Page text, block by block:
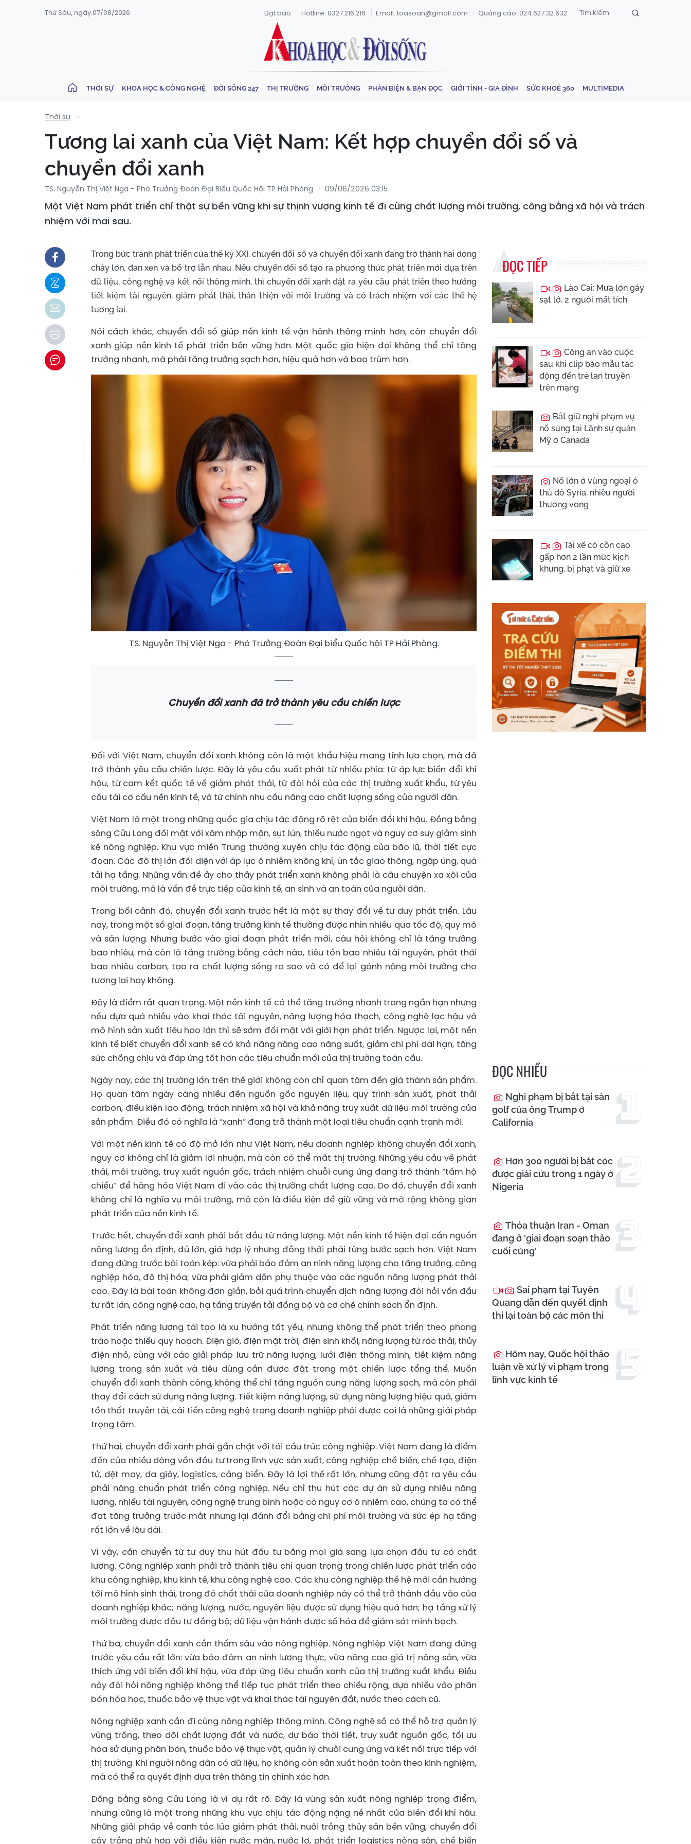
Thứ Sáu, ngày 07/08/2026 Đặt báo Hotline: 0327.216.216 Email: toasoan@gmail.com Quảng cáo: 024.627.32.632
THỜI SỰ KHOA HỌC & CÔNG NGHỆ ĐỜI SỐNG 247 THỊ TRƯỜNG MÔI TRƯỜNG PHẢN BIỆN & BẠN ĐỌC GIỚI TÍNH - GIA ĐÌNH SỨC KHOẺ 360 MULTIMEDIA
Thời sự
Tương lai xanh của Việt Nam: Kết hợp chuyển đổi số và
chuyển đổi xanh
TS. Nguyễn Thị Việt Nga - Phó Trưởng Đoàn Đại Biểu Quốc Hội TP Hải Phòng 09/06/2026 03:15
Một Việt Nam phát triển chỉ thật sự bền vững khi sự thịnh vượng kinh tế đi cùng chất lượng môi trường, công bằng xã hội và trách
nhiệm với mai sau.
Trong bức tranh phát triển của thế kỷ XXI, chuyển đổi số và chuyển đổi xanh đang trở thành hai dòng
chảy lớn, đan xen và bổ trợ lẫn nhau. Nếu chuyển đổi số tạo ra phương thức phát triển mới dựa trên
dữ liệu, công nghệ và kết nối thông minh, thì chuyển đổi xanh đặt ra yêu cầu phát triển theo hướng
tiết kiệm tài nguyên, giảm phát thải, thân thiện với môi trường và có trách nhiệm với các thế hệ
tương lai.
Nói cách khác, chuyển đổi số giúp nền kinh tế vận hành thông minh hơn, còn chuyển đổi
xanh giúp nền kinh tế phát triển bền vững hơn. Một quốc gia hiện đại không thể chỉ tăng
trưởng nhanh, mà phải tăng trưởng sạch hơn, hiệu quả hơn và bao trùm hơn.
TS. Nguyễn Thị Việt Nga - Phó Trưởng Đoàn Đại biểu Quốc hội TP Hải Phòng.
Chuyển đổi xanh đã trở thành yêu cầu chiến lược
Đối với Việt Nam, chuyển đổi xanh không còn là một khẩu hiệu mang tính lựa chọn, mà đã
trở thành yêu cầu chiến lược. Đây là yêu cầu xuất phát từ nhiều phía: từ áp lực biến đổi khí
hậu, từ cam kết quốc tế về giảm phát thải, từ đòi hỏi của các thị trường xuất khẩu, từ yêu
cầu tái cơ cấu nền kinh tế, và từ chính nhu cầu nâng cao chất lượng sống của người dân.
Việt Nam là một trong những quốc gia chịu tác động rõ rệt của biến đổi khí hậu. Đồng bằng
sông Cửu Long đối mặt với xâm nhập mặn, sụt lún, thiếu nước ngọt và nguy cơ suy giảm sinh
kế nông nghiệp. Khu vực miền Trung thường xuyên chịu tác động của bão lũ, thời tiết cực
đoan. Các đô thị lớn đối diện với áp lực ô nhiễm không khí, ùn tắc giao thông, ngập úng, quá
tải hạ tầng. Những vấn đề ấy cho thấy phát triển xanh không phải là câu chuyện xa xôi của
môi trường, mà là vấn đề trực tiếp của kinh tế, an sinh và an toàn của người dân.
Trong bối cảnh đó, chuyển đổi xanh trước hết là một sự thay đổi về tư duy phát triển. Lâu
nay, trong một số giai đoạn, tăng trưởng kinh tế thường được nhìn nhiều qua tốc độ, quy mô
và sản lượng. Nhưng bước vào giai đoạn phát triển mới, câu hỏi không chỉ là tăng trưởng
bao nhiêu, mà còn là tăng trưởng bằng cách nào, tiêu tốn bao nhiêu tài nguyên, phát thải
bao nhiêu carbon, tạo ra chất lượng sống ra sao và có để lại gánh nặng môi trường cho
tương lai hay không.
Đây là điểm rất quan trọng. Một nền kinh tế có thể tăng trưởng nhanh trong ngắn hạn nhưng
nếu dựa quá nhiều vào khai thác tài nguyên, năng lượng hóa thạch, công nghệ lạc hậu và
mô hình sản xuất tiêu hao lớn thì sẽ sớm đối mặt với giới hạn phát triển. Ngược lại, một nền
kinh tế biết chuyển đổi xanh sẽ có khả năng nâng cao năng suất, giảm chi phí dài hạn, tăng
sức chống chịu và đáp ứng tốt hơn các tiêu chuẩn mới của thị trường toàn cầu.
Ngày nay, các thị trường lớn trên thế giới không còn chỉ quan tâm đến giá thành sản phẩm.
Họ quan tâm ngày càng nhiều đến nguồn gốc nguyên liệu, quy trình sản xuất, phát thải
carbon, điều kiện lao động, trách nhiệm xã hội và khả năng truy xuất dữ liệu môi trường của
sản phẩm. Điều đó có nghĩa là “xanh” đang trở thành một loại tiêu chuẩn cạnh tranh mới.
Với một nền kinh tế có độ mở lớn như Việt Nam, nếu doanh nghiệp không chuyển đổi xanh,
nguy cơ không chỉ là giảm lợi nhuận, mà còn có thể mất thị trường. Những yêu cầu về phát
thải, môi trường, truy xuất nguồn gốc, trách nhiệm chuỗi cung ứng đang trở thành “tấm hộ
chiếu” để hàng hóa Việt Nam đi vào các thị trường chất lượng cao. Do đó, chuyển đổi xanh
không chỉ là nghĩa vụ môi trường, mà còn là điều kiện để giữ vững và mở rộng không gian
phát triển của nền kinh tế.
Trước hết, chuyển đổi xanh phải bắt đầu từ năng lượng. Một nền kinh tế hiện đại cần nguồn
năng lượng ổn định, đủ lớn, giá hợp lý nhưng đồng thời phải từng bước sạch hơn. Việt Nam
đang đứng trước bài toán kép: vừa phải bảo đảm an ninh năng lượng cho tăng trưởng, công
nghiệp hóa, đô thị hóa; vừa phải giảm dần phụ thuộc vào các nguồn năng lượng phát thải
cao. Đây là bài toán không đơn giản, bởi quá trình chuyển dịch năng lượng đòi hỏi vốn đầu
tư rất lớn, công nghệ cao, hạ tầng truyền tải đồng bộ và cơ chế chính sách ổn định.
Phát triển năng lượng tái tạo là xu hướng tất yếu, nhưng không thể phát triển theo phong
trào hoặc thiếu quy hoạch. Điện gió, điện mặt trời, điện sinh khối, năng lượng từ rác thải, thủy
điện nhỏ, cùng với các giải pháp lưu trữ năng lượng, lưới điện thông minh, tiết kiệm năng
lượng trong sản xuất và tiêu dùng cần được đặt trong một chiến lược tổng thể. Muốn
chuyển đổi xanh thành công, không thể chỉ tăng nguồn cung năng lượng sạch, mà còn phải
thay đổi cách sử dụng năng lượng. Tiết kiệm năng lượng, sử dụng năng lượng hiệu quả, giảm
tổn thất truyền tải, cải tiến công nghệ trong doanh nghiệp phải được coi là những giải pháp
trọng tâm.
Thứ hai, chuyển đổi xanh phải gắn chặt với tái cấu trúc công nghiệp. Việt Nam đang là điểm
đến của nhiều dòng vốn đầu tư trong lĩnh vực sản xuất, công nghiệp chế biến, chế tạo, điện
tử, dệt may, da giày, logistics, cảng biển. Đây là lợi thế rất lớn, nhưng cũng đặt ra yêu cầu
phải nâng chuẩn phát triển công nghiệp. Nếu chỉ thu hút các dự án sử dụng nhiều năng
lượng, nhiều tài nguyên, công nghệ trung bình hoặc có nguy cơ ô nhiễm cao, chúng ta có thể
đạt tăng trưởng trước mắt nhưng lại đánh đổi bằng chi phí môi trường và sức ép hạ tầng
rất lớn về lâu dài.
Vì vậy, cần chuyển từ tư duy thu hút đầu tư bằng mọi giá sang lựa chọn đầu tư có chất
lượng. Công nghiệp xanh phải trở thành tiêu chí quan trọng trong chiến lược phát triển các
khu công nghiệp, khu kinh tế, khu công nghệ cao. Các khu công nghiệp thế hệ mới cần hướng
tới mô hình sinh thái, trong đó chất thải của doanh nghiệp này có thể trở thành đầu vào của
doanh nghiệp khác; năng lượng, nước, nguyên liệu được sử dụng hiệu quả hơn; hạ tầng xử lý
môi trường được đầu tư đồng bộ; dữ liệu vận hành được số hóa để giám sát minh bạch.
Thứ ba, chuyển đổi xanh cần thấm sâu vào nông nghiệp. Nông nghiệp Việt Nam đang đứng
trước yêu cầu rất lớn: vừa bảo đảm an ninh lương thực, vừa nâng cao giá trị nông sản, vừa
thích ứng với biến đổi khí hậu, vừa đáp ứng tiêu chuẩn xanh của thị trường xuất khẩu. Điều
này đòi hỏi nông nghiệp không thể tiếp tục phát triển theo chiều rộng, dựa nhiều vào phân
bón hóa học, thuốc bảo vệ thực vật và khai thác tài nguyên đất, nước theo cách cũ.
Nông nghiệp xanh cần đi cùng nông nghiệp thông minh. Công nghệ số có thể hỗ trợ quản lý
vùng trồng, theo dõi chất lượng đất và nước, dự báo thời tiết, truy xuất nguồn gốc, tối ưu
hóa sử dụng phân bón, thuốc bảo vệ thực vật, quản lý chuỗi cung ứng và kết nối trực tiếp với
thị trường. Khi người nông dân có dữ liệu, họ không còn sản xuất hoàn toàn theo kinh nghiệm,
mà có thể ra quyết định dựa trên thông tin chính xác hơn.
Đồng bằng sông Cửu Long là ví dụ rất rõ. Đây là vùng sản xuất nông nghiệp trọng điểm,
nhưng cũng là một trong những khu vực chịu tác động nặng nề nhất của biến đổi khí hậu.
Những giải pháp về canh tác lúa giảm phát thải, nuôi trồng thủy sản bền vững, chuyển đổi
cây trồng phù hợp với điều kiện nước mặn, nước lợ, phát triển logistics nông sản, chế biến
ĐỌC TIẾP
Lào Cai: Mưa lớn gây
sạt lở, 2 người mất tích
Công an vào cuộc
sau khi clip bảo mẫu tác
động đến trẻ lan truyền
trên mạng
Bắt giữ nghi phạm vụ
nổ súng tại Lãnh sự quán
Mỹ ở Canada
Nổ lớn ở vùng ngoại ô
thủ đô Syria, nhiều người
thương vong
Tài xế có cồn cao
gấp hơn 2 lần mức kịch
khung, bị phạt và giữ xe
ĐỌC NHIỀU
Nghi phạm bị bắt tại sân
golf của ông Trump ở
California
Hơn 300 người bị bắt cóc
được giải cứu trong 1 ngày ở
Nigeria
Thỏa thuận Iran - Oman
đang ở 'giai đoạn soạn thảo
cuối cùng'
Sai phạm tại Tuyên
Quang dẫn đến quyết định
thi lại toàn bộ các môn thi
Hôm nay, Quốc hội thảo
luận về xử lý vi phạm trong
lĩnh vực kinh tế